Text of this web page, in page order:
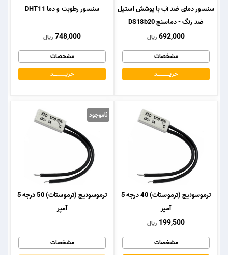
سنسور دمای ضد آب با پوشش استیل
ضد زنگ - دماسنج DS18b20
692,000 ریال
مشخصات
خریــــــــــــد
سنسور رطوبت و دما DHT11
748,000 ریال
مشخصات
خریــــــــــــد
ترموسوئیچ (ترموستات) 40 درجه 5
آمپر
199,500 ریال
مشخصات
ناموجود
ترموسوئیچ (ترموستات) 50 درجه 5
آمپر
مشخصات